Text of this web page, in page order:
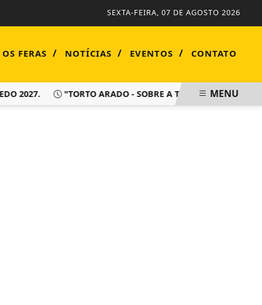
SEXTA-FEIRA, 07 DE AGOSTO 2026
FERAS / NOTÍCIAS / EVENTOS / CONTATO
2027. "TORTO ARADO - SOBRE A TERRA HÁ DE VIVER
MENU